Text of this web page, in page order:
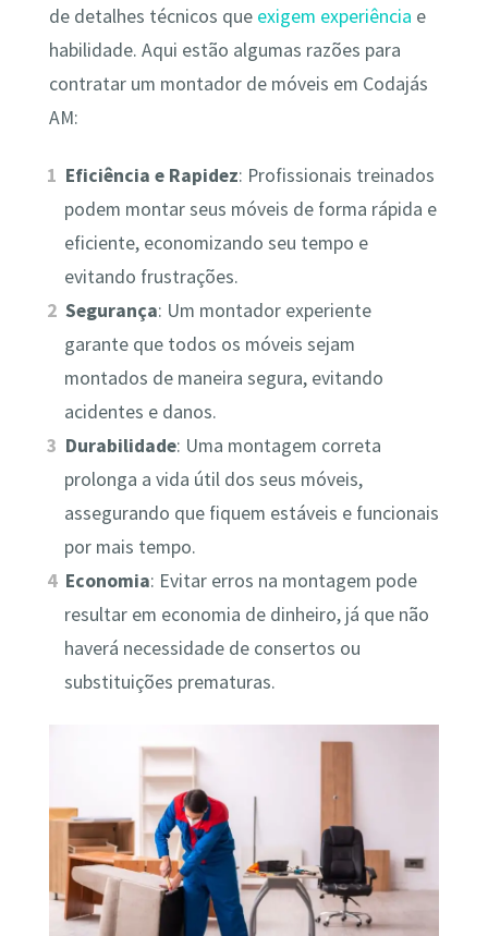
de detalhes técnicos que exigem experiência e
habilidade. Aqui estão algumas razões para
contratar um montador de móveis em Codajás
AM:
Eficiência e Rapidez: Profissionais treinados
podem montar seus móveis de forma rápida e
eficiente, economizando seu tempo e
evitando frustrações.
Segurança: Um montador experiente
garante que todos os móveis sejam
montados de maneira segura, evitando
acidentes e danos.
Durabilidade: Uma montagem correta
prolonga a vida útil dos seus móveis,
assegurando que fiquem estáveis e funcionais
por mais tempo.
Economia: Evitar erros na montagem pode
resultar em economia de dinheiro, já que não
haverá necessidade de consertos ou
substituições prematuras.